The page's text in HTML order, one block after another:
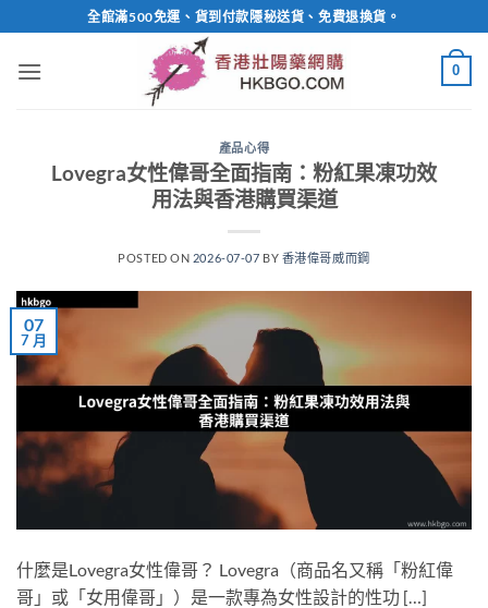
to
content
全館滿500免運、貨到付款隱秘送貨、免費退換貨。
0
產品心得
Lovegra女性偉哥全面指南：粉紅果凍功效
用法與香港購買渠道
POSTED ON 2026-07-07 BY 香港偉哥威而鋼
07
7 月
什麼是Lovegra女性偉哥？ Lovegra（商品名又稱「粉紅偉
哥」或「女用偉哥」）是一款專為女性設計的性功 […]